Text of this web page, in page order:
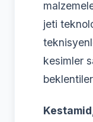
jeti
kesimler